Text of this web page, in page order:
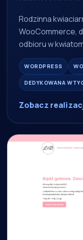
Rodzinna
WooCommerce,
odbioru w
WORDPRESS
DEDYKOWANA
Zobacz